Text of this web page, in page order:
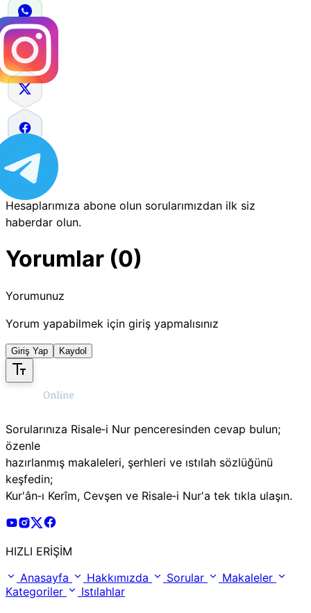
Hesaplarımıza abone olun sorularımızdan ilk siz
haberdar olun.
Yorumlar (0)
Yorumunuz
Yorum yapabilmek için giriş yapmalısınız
Giriş Yap Kaydol
Sorularınıza Risale‑i Nur penceresinden cevap bulun;
özenle
hazırlanmış makaleleri, şerhleri ve ıstılah sözlüğünü
keşfedin;
Kur'ân‑ı Kerîm, Cevşen ve Risale‑i Nur'a tek tıkla ulaşın.
Risale Online Youtube Hesabı
Risale Online Instagram Hesabı
Risale Online X Hesabı
HIZLI ERİŞİM
Anasayfa
Hakkımızda Sorular
Makaleler
Kategoriler
Istılahlar